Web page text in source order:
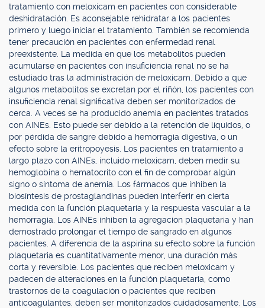
tratamiento con meloxicam en pacientes con considerable
deshidratación. Es aconsejable rehidratar a los pacientes
primero y luego iniciar el tratamiento. También se recomienda
tener precaución en pacientes con enfermedad renal
preexistente. La medida en que los metabolitos pueden
acumularse en pacientes con insuficiencia renal no se ha
estudiado tras la administración de meloxicam. Debido a que
algunos metabolitos se excretan por el riñón, los pacientes con
insuficiencia renal significativa deben ser monitorizados de
cerca. A veces se ha producido anemia en pacientes tratados
con AINEs. Esto puede ser debido a la retención de líquidos, o
por pérdida de sangre debido a hemorragia digestiva, o un
efecto sobre la eritropoyesis. Los pacientes en tratamiento a
largo plazo con AINEs, incluido meloxicam, deben medir su
hemoglobina o hematocrito con el fin de comprobar algún
signo o síntoma de anemia. Los fármacos que inhiben la
biosíntesis de prostaglandinas pueden interferir en cierta
medida con la función plaquetaria y la respuesta vascular a la
hemorragia. Los AINEs inhiben la agregación plaquetaria y han
demostrado prolongar el tiempo de sangrado en algunos
pacientes. A diferencia de la aspirina su efecto sobre la función
plaquetaria es cuantitativamente menor, una duración más
corta y reversible. Los pacientes que reciben meloxicam y
padecen de alteraciones en la función plaquetaria, como
trastornos de la coagulación o pacientes que reciben
anticoagulantes, deben ser monitorizados cuidadosamente. Los